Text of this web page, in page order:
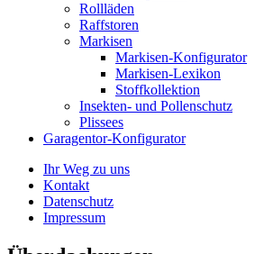
Rollläden
Raffstoren
Markisen
Markisen-Konfigurator
Markisen-Lexikon
Stoffkollektion
Insekten- und Pollenschutz
Plissees
Garagentor-Konfigurator
Ihr Weg zu uns
Kontakt
Datenschutz
Impressum